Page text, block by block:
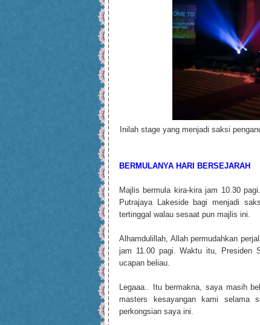
Inilah stage yang menjadi saksi
BERMULANYA HARI BERSEJARAH
Majlis bermula kira-kira jam 10.30
Putrajaya Lakeside bagi menjadi
tertinggal walau sesaat pun majlis ini.
Alhamdulillah, Allah permudahkan
jam 11.00 pagi. Waktu itu, Presiden
ucapan beliau.
Legaaa.. Itu bermakna, saya masih
masters kesayangan kami selama
perkongsian saya ini.